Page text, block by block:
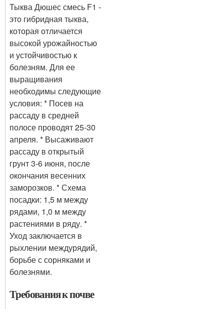
Тыква Дюшес смесь F1 -
это гибридная тыква,
которая отличается
высокой урожайностью
и устойчивостью к
болезням. Для ее
выращивания
необходимы следующие
условия: * Посев на
рассаду в средней
полосе проводят 25-30
апреля. * Высаживают
рассаду в открытый
грунт 3-6 июня, после
окончания весенних
заморозков. * Схема
посадки: 1,5 м между
рядами, 1,0 м между
растениями в ряду. *
Уход заключается в
рыхлении междурядий,
борьбе с сорняками и
болезнями.
Требования к почве